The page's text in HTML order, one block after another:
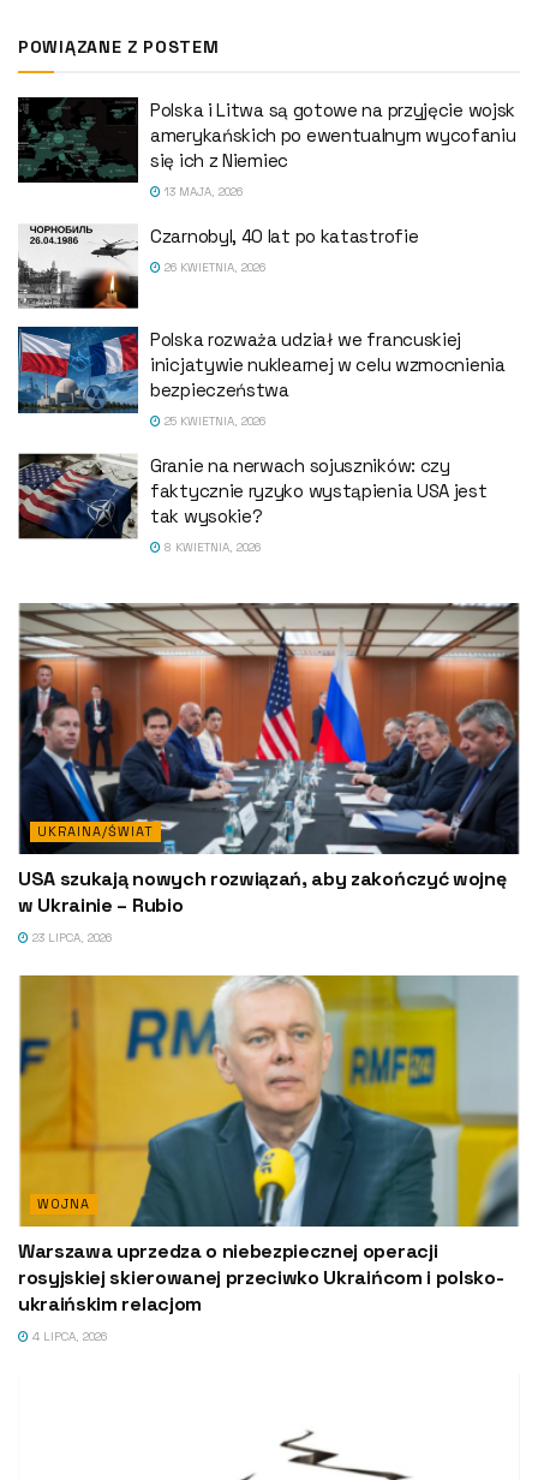
POWIĄZANE Z POSTEM
Polska i Litwa są gotowe na przyjęcie wojsk
amerykańskich po ewentualnym wycofaniu
się ich z Niemiec
13 MAJA, 2026
Czarnobyl, 40 lat po katastrofie
26 KWIETNIA, 2026
Polska rozważa udział we francuskiej
inicjatywie nuklearnej w celu wzmocnienia
bezpieczeństwa
25 KWIETNIA, 2026
Granie na nerwach sojuszników: czy
faktycznie ryzyko wystąpienia USA jest
tak wysokie?
8 KWIETNIA, 2026
UKRAINA/ŚWIAT
USA szukają nowych rozwiązań, aby zakończyć wojnę
w Ukrainie – Rubio
23 LIPCA, 2026
WOJNA
Warszawa uprzedza o niebezpiecznej operacji
rosyjskiej skierowanej przeciwko Ukraińcom i polsko-
ukraińskim relacjom
4 LIPCA, 2026